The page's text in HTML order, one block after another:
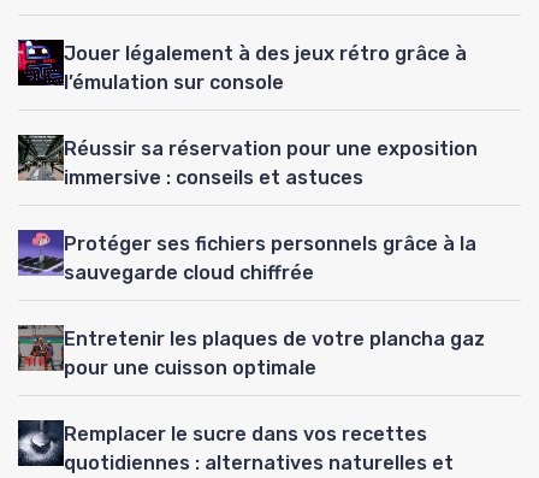
Jouer légalement à des jeux rétro grâce à
l’émulation sur console
Réussir sa réservation pour une exposition
immersive : conseils et astuces
Protéger ses fichiers personnels grâce à la
sauvegarde cloud chiffrée
Entretenir les plaques de votre plancha gaz
pour une cuisson optimale
Remplacer le sucre dans vos recettes
quotidiennes : alternatives naturelles et